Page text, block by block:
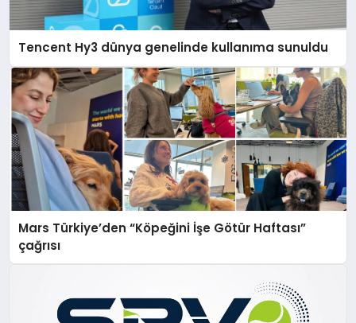
Tencent Hy3 dünya genelinde kullanıma sunuldu
Mars Türkiye’den “Köpeğini İşe Götür Haftası”
çağrısı